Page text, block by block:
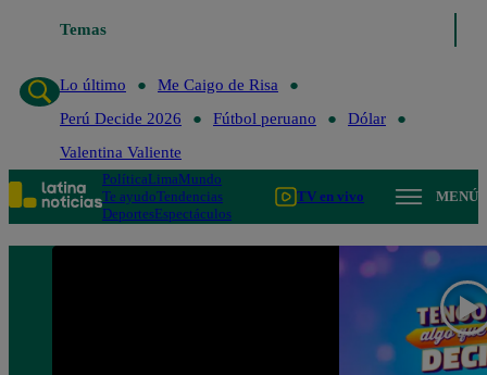
Temas
Lo último
Me Caigo de Risa
Perú Decide 2026
Fútbol peruano
Dólar
Valentina Valiente
PolíticaLimaMundo
Te ayudoTendencias
DeportesEspectáculos
TV en vivo MENÚ